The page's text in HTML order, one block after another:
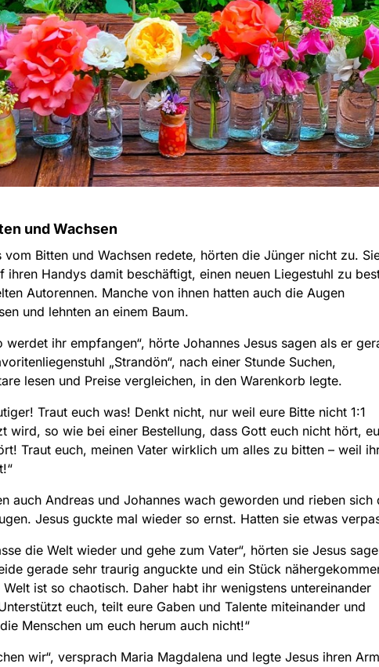
und Wachsen
vom Bitten und Wachsen redete, hörten die Jünger nicht zu.
ihren Handys damit beschäftigt, einen neuen Liegestuhl zu
Autorennen. Manche von ihnen hatten auch die Augen
und lehnten an einem Baum.
werdet ihr empfangen“, hörte Johannes Jesus sagen als er
„Strandön“, nach einer Stunde Suchen,
lesen und Preise vergleichen, in den Warenkorb legte.
Traut euch was! Denkt nicht, nur weil eure Bitte nicht 1:1
wird, so wie bei einer Bestellung, dass Gott euch nicht hört,
Traut euch, meinen Vater wirklich um alles zu bitten – weil
auch Andreas und Johannes wach geworden und rieben sich
Jesus guckte mal wieder so ernst. Hatten sie etwas
die Welt wieder und gehe zum Vater“, hörten sie Jesus
gerade sehr traurig anguckte und ein Stück
Welt ist so chaotisch. Daher habt ihr wenigstens untereinander
euch, teilt eure Gaben und Talente miteinander und
Menschen um euch herum auch nicht!“
wir“, versprach Maria Magdalena und legte Jesus ihren